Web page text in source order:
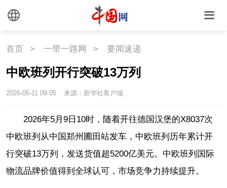
首页 > 一带一路网 > 要闻速递
中欧班列开行突破13万列
2026-05-11 09:05 来源：新华社客户端
2026年5月9日10时，随着开往德国汉堡的X8037次
中欧班列从中国郑州圃田站发车，中欧班列历年累计开
行突破13万列，发送货值超5200亿美元。中欧班列国际
物流品牌价值得到全球认可，市场竞争力持续提升。